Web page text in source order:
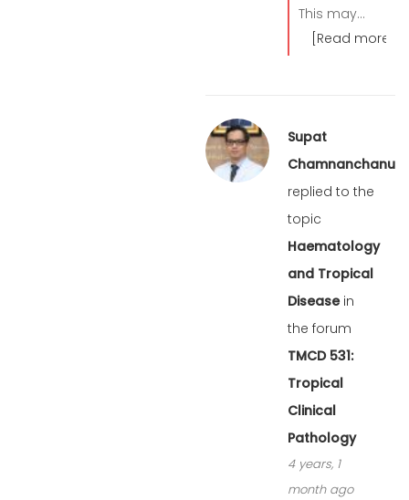
This may…
[Read more]
Supat
Chamnanchanunt
replied to the
topic
Haematology
and Tropical
Diseasein
the forum
TMCD 531:
Tropical
Clinical
Pathology
4 years, 1
month ago